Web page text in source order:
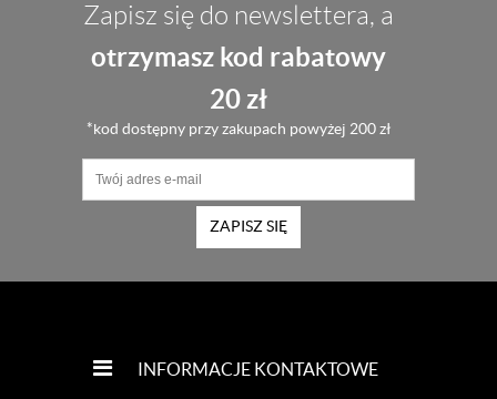
Zapisz się do newslettera, a
otrzymasz kod rabatowy
20 zł
*kod dostępny przy zakupach powyżej 200 zł
ZAPISZ SIĘ
INFORMACJE KONTAKTOWE